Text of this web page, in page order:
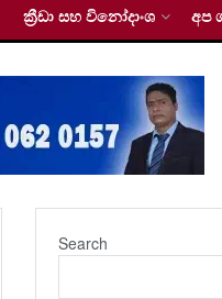
ක්‍රීඩා සහ විනෝදාංශ අප
Search